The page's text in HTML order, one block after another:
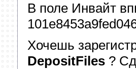
В поле Инвайт
Хочешь
DepositFiles ?